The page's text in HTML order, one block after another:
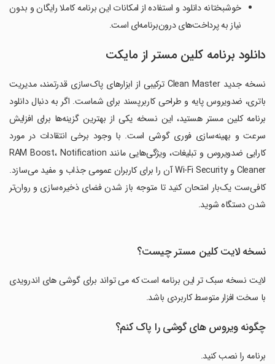
خوشبختانه دانلود و استفاده از امکانات این برنامه کاملا رایگان و بدون
نیاز به پرداخت‌های درون‌برنامه‌ای است.
دانلود برنامه کلین مستر از مایکت
نسخه جدید Clean Master ترکیبی از ابزارهای پاک‌سازی قدرتمند، مدیریت
باتری، ضدویروس پایه و طراحی کاربرپسند برای شماست. اگر به دنبال دانلود
برنامه کلین مستر هستید، این نسخه یکی از بهترین گزینه‌ها برای افزایش
سرعت و بهینه‌سازی فوری گوشی است. با وجود برخی انتقادات در مورد
کارایی ضدویروس و تبلیغات، ویژگی‌هایی مانند RAM Boost، Notification
Cleaner و Wi‑Fi Security آن را برای کاربران عمومی جذاب و مفید می‌سازد.
کافی‌ست یک‌بار امتحان کنید تا متوجه باز شدن فضای ذخیره‌سازی و روان‌تر
شدن دستگاه شوید.
نسخه لایت کلین مستر چیست؟
لایت نسخه سبک تر این برنامه است که می تواند برای گوشی های اندرویدی
با سخت افزار متوسط کاربردی باشد.
چگونه ویروس های گوشی را پاک کنم؟
برنامه را نصب کنید.